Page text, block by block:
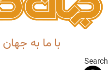
با ما به
Search